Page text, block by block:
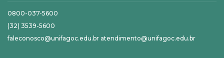
0800-037-5600
(32) 3539-5600
faleconosco@unifagoc.edu.br atendimento@unifagoc.edu.br